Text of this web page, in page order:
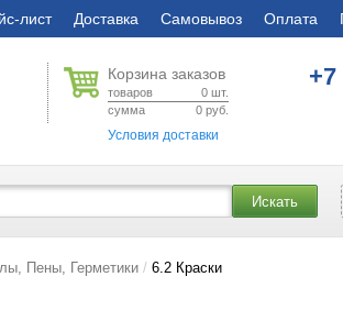
лист Доставка Самовывоз Оплата
Корзина заказов
товаров 0 шт.
сумма
0 руб.
Условия доставки
+7
Искать
Пены, Герметики 6.2 Краски